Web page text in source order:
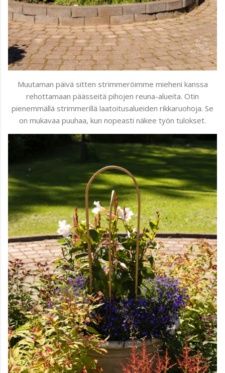
Muutaman päivä sitten strimmeröimme mieheni kanssa
rehottamaan päässeitä pihojen reuna-alueita. Otin
pienemmällä strimmerillä laatoitusalueiden rikkaruohoja. Se
on mukavaa puuhaa, kun nopeasti näkee työn tulokset.